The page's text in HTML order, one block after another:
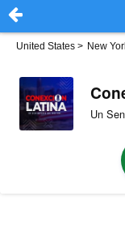
United States > New
Un